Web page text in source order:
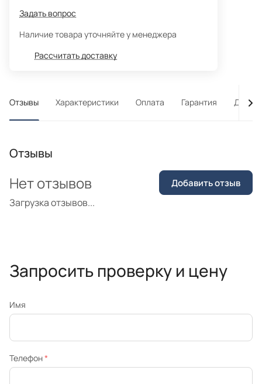
Задать вопрос
Наличие товара уточняйте у менеджера
Рассчитать доставку
Отзывы Характеристики Оплата Гарантия
Отзывы
Загрузка отзывов...
Нет отзывов Добавить отзыв
Запросить проверку и цену
Имя
Телефон*